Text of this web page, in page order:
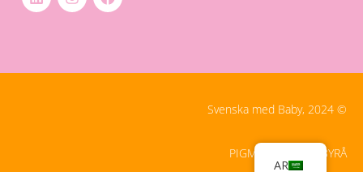
© Svenska med Baby, 2024
PIGMENT DIGITALBYRÅ
AR